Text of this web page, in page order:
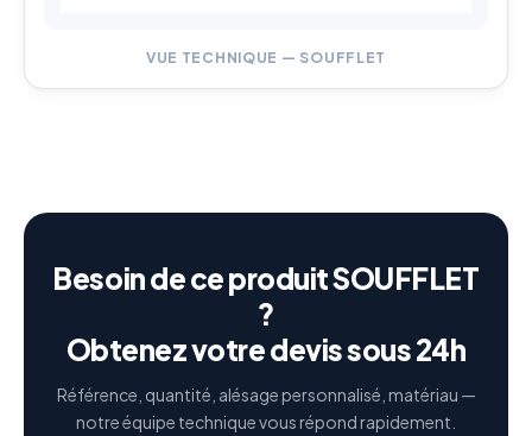
VUE TECHNIQUE — SOUFFLET
Besoin de ce produit SOUFFLET
?
Obtenez votre devis sous 24h
Référence, quantité, alésage personnalisé, matériau —
notre équipe technique vous répond rapidement.